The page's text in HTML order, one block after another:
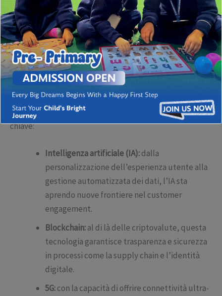
l’intelligenza artificiale, il blockchain e il 5G, stanno
plasmando nuovi modelli di business e ridefinendo le
modalità con cui consumatori e aziende interagiscono,
generando opportunità e sfide senza precedenti.
Le tecnologie che stanno rivoluzionando il settore
digitale
La trasformazione digitale si fonda su alcuni pilastri
chiave:
Intelligenza artificiale (IA):dalla
personalizzazione dell’esperienza utente alla
gestione automatizzata dei dati, l’IA sta
aprendo nuove frontiere nel customer
engagement.
Blockchain:al di là delle criptovalute, questa
tecnologia garantisce trasparenza e sicurezza
in processi come la supply chain e l’identità
digitale.
5G:con la capacità di offrire connettività ultra-